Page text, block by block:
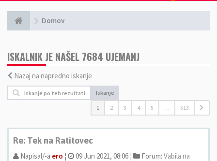
Domov
ISKALNIK JE NAŠEL 7684 UJEMANJ
Nazaj na napredno iskanje
Iskanje
1 2 3 4 5 … 513
Re: Tek na Ratitovec
Napisal/-a ero ¦ 09 Jun 2021, 08:06 ¦ Forum: Vabila na